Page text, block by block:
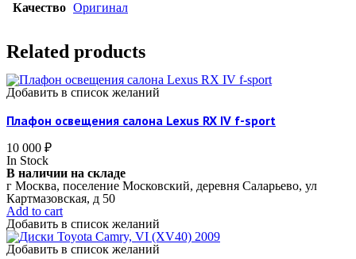
Качество Оригинал
Related products
Добавить в список желаний
Плафон освещения салона Lexus RX IV f-sport
10 000 ₽
In Stock
В наличии на складе
г Москва, поселение Московский, деревня Саларьево, ул
Картмазовская, д 50
Add to cart
Добавить в список желаний
Добавить в список желаний